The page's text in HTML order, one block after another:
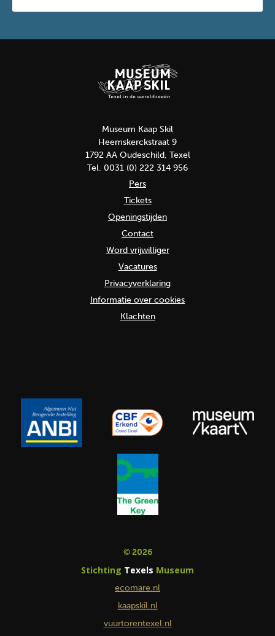
Museum Kaap Skil
Heemskerckstraat 9
1792 AA Oudeschild, Texel
Tel. 0031 (0) 222 314 956
Pers
Tickets
Openingstijden
Contact
Word vrijwilliger
Vacatures
Privacyverklaring
Informatie over cookies
Klachten
© 2026
Stichting Texels Museum
ecomare.nl
kaapskil.nl
vuurtorentexel.nl